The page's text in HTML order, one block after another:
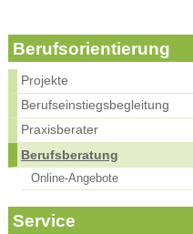
Berufsorientierung
Projekte
Berufseinstiegsbegleitung
Praxisberater
Berufsberatung
Online-Angebote
Service